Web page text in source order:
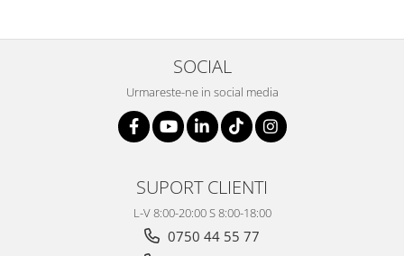
SOCIAL
Urmareste-ne in social media
SUPORT CLIENTI
L-V 8:00-20:00 S 8:00-18:00
0750 44 55 77